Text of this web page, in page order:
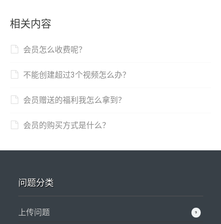
相关内容
会员怎么收费呢？
不能创建超过3个视频怎么办？
会员赠送的福利我怎么拿到？
会员的购买方式是什么？
问题分类
9
上传问题